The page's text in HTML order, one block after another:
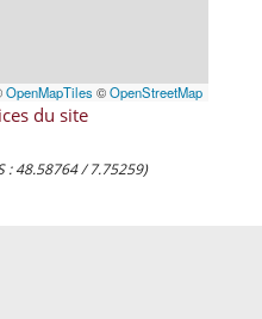
OpenMapTiles ©OpenStreetMap
du site
: 48.58764 / 7.75259)